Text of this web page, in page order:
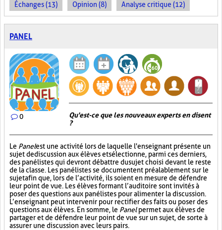
Échanges (13) Opinion (8) Analyse critique (12)
PANEL
0
Qu'est-ce que les nouveaux experts en disent
?
Le Panelest une activité lors de laquelle l'enseignant présente un
sujet de discussion aux élèves et sélectionne, parmi ces derniers,
des panélistes qui devront débattre du sujet choisi devant le reste
de la classe. Les panélistes se documentent préalablement sur le
sujet afin que, lors de l’activité, ils soient en mesure de défendre
leur point de vue. Les élèves formant l’auditoire sont invités à
poser des questions aux panélistes pour alimenter la discussion.
L’enseignant peut intervenir pour rectifier des faits ou poser des
questions aux élèves. En somme, le Panelpermet aux élèves de
partager et de défendre leur point de vue sur un sujet, de sorte à
assurer une discussion avec leurs pairs.